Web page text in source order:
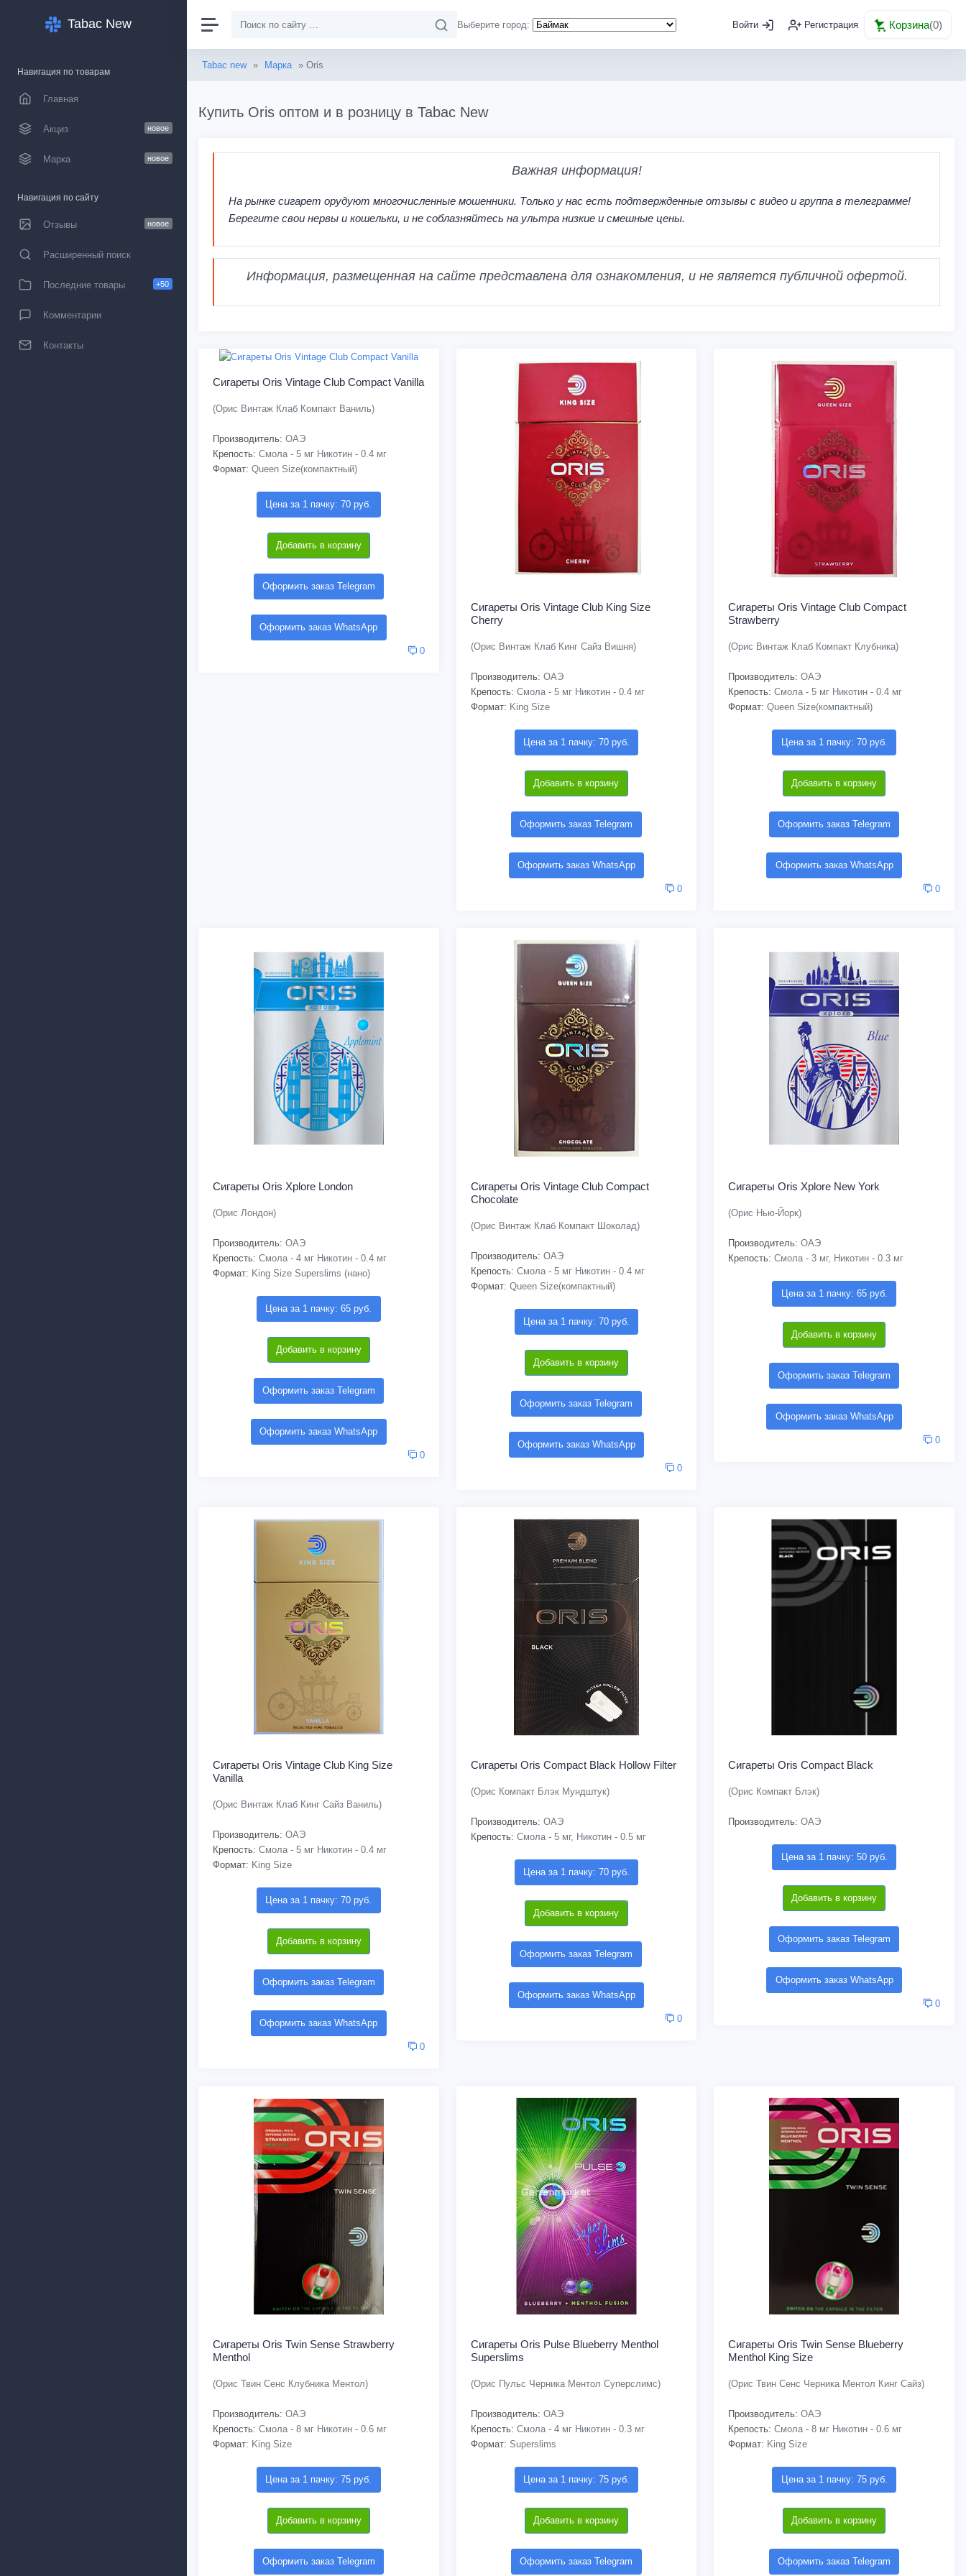
Tabac New
Навигация по товарам
Главная
Акциз новое
Марка новое
Навигация по сайту
Отзывы новое
Расширенный поиск
Последние товары +50
Комментарии
Контакты
Выберите город: Войти Регистрация Корзина(0)
Tabac new » Марка » Oris
Купить Oris оптом и в розницу в Tabac New
Важная информация!
На рынке сигарет орудуют многочисленные мошенники. Только у нас есть подтвержденные отзывы с видео и группа в телеграмме!
Берегите свои нервы и кошельки, и не соблазняйтесь на ультра низкие и смешные цены.
Информация, размещенная на сайте представлена для ознакомления, и не является публичной офертой.
Сигареты Oris Vintage Club Compact Vanilla
(Орис Винтаж Клаб Компакт Ваниль)
Производитель: ОАЭ
Крепость: Смола - 5 мг Никотин - 0.4 мг
Формат: Queen Size(компактный)
Цена за 1 пачку: 70 руб.
Добавить в корзину
Оформить заказ Telegram
Оформить заказ WhatsApp
0
Сигареты Oris Vintage Club King Size
Cherry
(Орис Винтаж Клаб Кинг Сайз Вишня)
Производитель: ОАЭ
Крепость: Смола - 5 мг Никотин - 0.4 мг
Формат: King Size
Цена за 1 пачку: 70 руб.
Добавить в корзину
Оформить заказ Telegram
Оформить заказ WhatsApp
0
Сигареты Oris Vintage Club Compact
Strawberry
(Орис Винтаж Клаб Компакт Клубника)
Производитель: ОАЭ
Крепость: Смола - 5 мг Никотин - 0.4 мг
Формат: Queen Size(компактный)
Цена за 1 пачку: 70 руб.
Добавить в корзину
Оформить заказ Telegram
Оформить заказ WhatsApp
0
Сигареты Oris Xplore London
(Орис Лондон)
Производитель: ОАЭ
Крепость: Смола - 4 мг Никотин - 0.4 мг
Формат: King Size Superslims (нано)
Цена за 1 пачку: 65 руб.
Добавить в корзину
Оформить заказ Telegram
Оформить заказ WhatsApp
0
Сигареты Oris Vintage Club Compact
Chocolate
(Орис Винтаж Клаб Компакт Шоколад)
Производитель: ОАЭ
Крепость: Смола - 5 мг Никотин - 0.4 мг
Формат: Queen Size(компактный)
Цена за 1 пачку: 70 руб.
Добавить в корзину
Оформить заказ Telegram
Оформить заказ WhatsApp
0
Сигареты Oris Xplore New York
(Орис Нью-Йорк)
Производитель: ОАЭ
Крепость: Смола - 3 мг, Никотин - 0.3 мг
Цена за 1 пачку: 65 руб.
Добавить в корзину
Оформить заказ Telegram
Оформить заказ WhatsApp
0
Сигареты Oris Vintage Club King Size
Vanilla
(Орис Винтаж Клаб Кинг Сайз Ваниль)
Производитель: ОАЭ
Крепость: Смола - 5 мг Никотин - 0.4 мг
Формат: King Size
Цена за 1 пачку: 70 руб.
Добавить в корзину
Оформить заказ Telegram
Оформить заказ WhatsApp
0
Сигареты Oris Compact Black Hollow Filter
(Орис Компакт Блэк Мундштук)
Производитель: ОАЭ
Крепость: Смола - 5 мг, Никотин - 0.5 мг
Цена за 1 пачку: 70 руб.
Добавить в корзину
Оформить заказ Telegram
Оформить заказ WhatsApp
0
Сигареты Oris Compact Black
(Орис Компакт Блэк)
Производитель: ОАЭ
Цена за 1 пачку: 50 руб.
Добавить в корзину
Оформить заказ Telegram
Оформить заказ WhatsApp
0
Сигареты Oris Twin Sense Strawberry
Menthol
(Орис Твин Сенс Клубника Ментол)
Производитель: ОАЭ
Крепость: Смола - 8 мг Никотин - 0.6 мг
Формат: King Size
Цена за 1 пачку: 75 руб.
Добавить в корзину
Оформить заказ Telegram
Сигареты Oris Pulse Blueberry Menthol
Superslims
(Орис Пульс Черника Ментол Суперслимс)
Производитель: ОАЭ
Крепость: Смола - 4 мг Никотин - 0.3 мг
Формат: Superslims
Цена за 1 пачку: 75 руб.
Добавить в корзину
Оформить заказ Telegram
Сигареты Oris Twin Sense Blueberry
Menthol King Size
(Орис Твин Сенс Черника Ментол Кинг Сайз)
Производитель: ОАЭ
Крепость: Смола - 8 мг Никотин - 0.6 мг
Формат: King Size
Цена за 1 пачку: 75 руб.
Добавить в корзину
Оформить заказ Telegram